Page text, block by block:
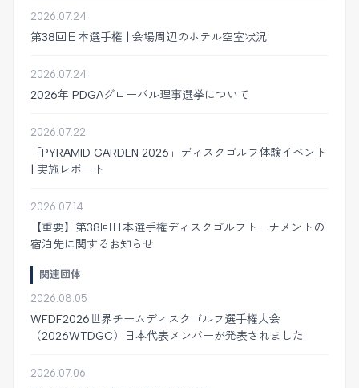
2026.07.24
第38回日本選手権 | 会場周辺のホテル空室状況
2026.07.24
2026年 PDGAグローバル理事選挙について
2026.07.22
「PYRAMID GARDEN 2026」ディスクゴルフ体験イベント
| 実施レポート
2026.07.14
【重要】第38回日本選手権ディスクゴルフトーナメントの
宿泊先に関するお知らせ
関連団体
2026.08.05
WFDF2026世界チームディスクゴルフ選手権大会
（2026WTDGC）日本代表メンバーが発表されました
2026.07.06